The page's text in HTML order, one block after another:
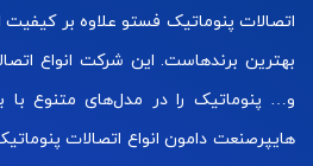
اتصالات پنوماتیک فستو علاوه بر
بهترین برندهاست. این شرکت انواع
و… پنوماتیک را در مدل‌های متنوع با
هایپرصنعت دامون انواع اتصالات